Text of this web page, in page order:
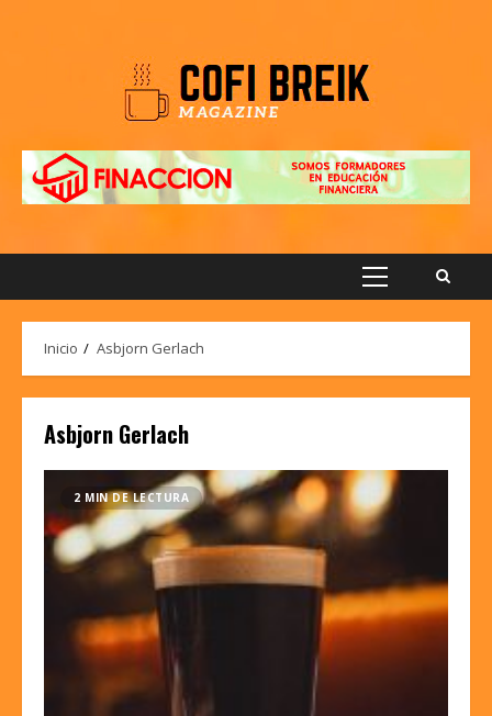
Menú
Inicio Asbjorn Gerlach
Asbjorn Gerlach
2 MIN DE LECTURA